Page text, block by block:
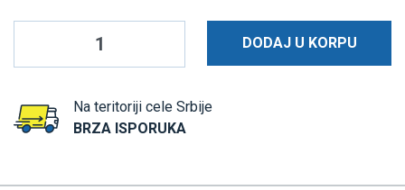
DODAJ U KORPU
Na teritoriji cele Srbije
BRZA ISPORUKA